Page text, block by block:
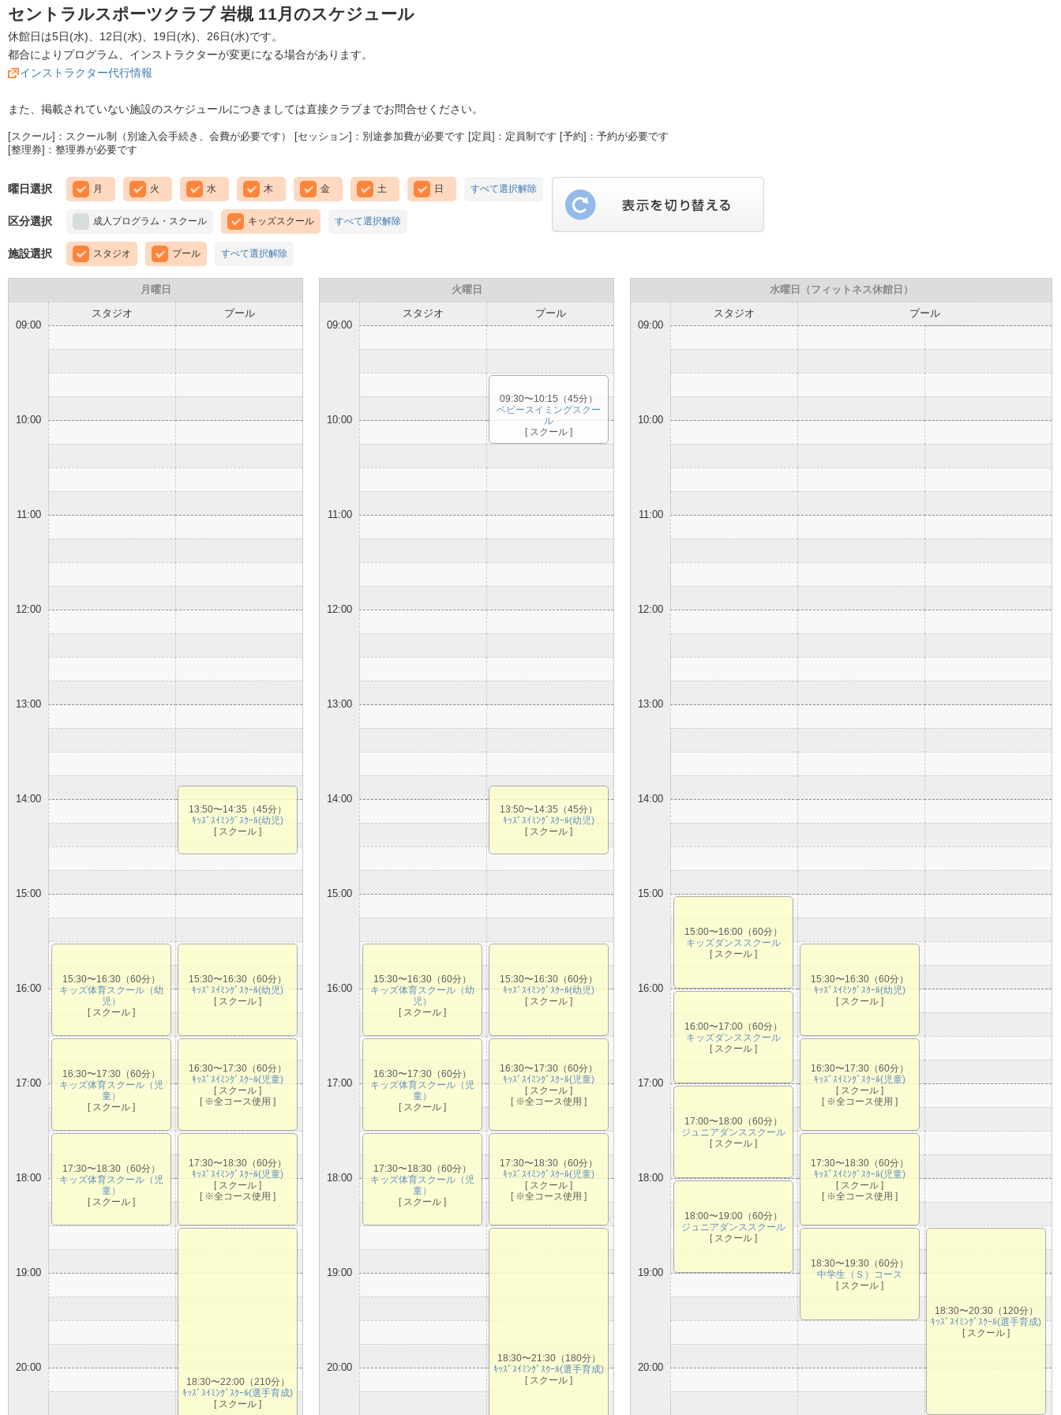
セントラルスポーツクラブ 岩槻 11月のスケジュール
休館日は5日(水)、12日(水)、19日(水)、26日(水)です。
都合によりプログラム、インストラクターが変更になる場合があります。
インストラクター代行情報
また、掲載されていない施設のスケジュールにつきましては直接クラブまでお問合せください。
[スクール]：スクール制（別途入会手続き、会費が必要です） [セッション]：別途参加費が必要です [定員]：定員制です [予約]：予約が必要です
[整理券]：整理券が必要です
曜日選択 月 火 水 木 金 土 日 すべて選択解除
区分選択 成人プログラム・スクール キッズスクール すべて選択解除
施設選択 スタジオ プール すべて選択解除
月曜日
スタジオ
プール
09:00
10:00
11:00
12:00
13:00
14:00
15:00
16:00
17:00
18:00
19:00
20:00
15:30〜16:30（60分）
キッズ体育スクール（幼
児）
[ スクール ]
16:30〜17:30（60分）
キッズ体育スクール（児
童）
[ スクール ]
17:30〜18:30（60分）
キッズ体育スクール（児
童）
[ スクール ]
13:50〜14:35（45分）
ｷｯｽﾞｽｲﾐﾝｸﾞｽｸｰﾙ(幼児)
[ スクール ]
15:30〜16:30（60分）
ｷｯｽﾞｽｲﾐﾝｸﾞｽｸｰﾙ(幼児)
[ スクール ]
16:30〜17:30（60分）
ｷｯｽﾞｽｲﾐﾝｸﾞｽｸｰﾙ(児童)
[ スクール ]
[ ※全コース使用 ]
17:30〜18:30（60分）
ｷｯｽﾞｽｲﾐﾝｸﾞｽｸｰﾙ(児童)
[ スクール ]
[ ※全コース使用 ]
18:30〜22:00（210分）
ｷｯｽﾞｽｲﾐﾝｸﾞｽｸｰﾙ(選手育成)
[ スクール ]
火曜日
スタジオ
プール
09:00
10:00
11:00
12:00
13:00
14:00
15:00
16:00
17:00
18:00
19:00
20:00
15:30〜16:30（60分）
キッズ体育スクール（幼
児）
[ スクール ]
16:30〜17:30（60分）
キッズ体育スクール（児
童）
[ スクール ]
17:30〜18:30（60分）
キッズ体育スクール（児
童）
[ スクール ]
09:30〜10:15（45分）
ベビースイミングスクー
ル
[ スクール ]
13:50〜14:35（45分）
ｷｯｽﾞｽｲﾐﾝｸﾞｽｸｰﾙ(幼児)
[ スクール ]
15:30〜16:30（60分）
ｷｯｽﾞｽｲﾐﾝｸﾞｽｸｰﾙ(幼児)
[ スクール ]
16:30〜17:30（60分）
ｷｯｽﾞｽｲﾐﾝｸﾞｽｸｰﾙ(児童)
[ スクール ]
[ ※全コース使用 ]
17:30〜18:30（60分）
ｷｯｽﾞｽｲﾐﾝｸﾞｽｸｰﾙ(児童)
[ スクール ]
[ ※全コース使用 ]
18:30〜21:30（180分）
ｷｯｽﾞｽｲﾐﾝｸﾞｽｸｰﾙ(選手育成)
[ スクール ]
水曜日（フィットネス休館日）
スタジオ
プール
09:00
10:00
11:00
12:00
13:00
14:00
15:00
16:00
17:00
18:00
19:00
20:00
15:00〜16:00（60分）
キッズダンススクール
[ スクール ]
16:00〜17:00（60分）
キッズダンススクール
[ スクール ]
17:00〜18:00（60分）
ジュニアダンススクール
[ スクール ]
18:00〜19:00（60分）
ジュニアダンススクール
[ スクール ]
15:30〜16:30（60分）
ｷｯｽﾞｽｲﾐﾝｸﾞｽｸｰﾙ(幼児)
[ スクール ]
16:30〜17:30（60分）
ｷｯｽﾞｽｲﾐﾝｸﾞｽｸｰﾙ(児童)
[ スクール ]
[ ※全コース使用 ]
17:30〜18:30（60分）
ｷｯｽﾞｽｲﾐﾝｸﾞｽｸｰﾙ(児童)
[ スクール ]
[ ※全コース使用 ]
18:30〜19:30（60分）
中学生（Ｓ）コース
[ スクール ]
18:30〜20:30（120分）
ｷｯｽﾞｽｲﾐﾝｸﾞｽｸｰﾙ(選手育成)
[ スクール ]